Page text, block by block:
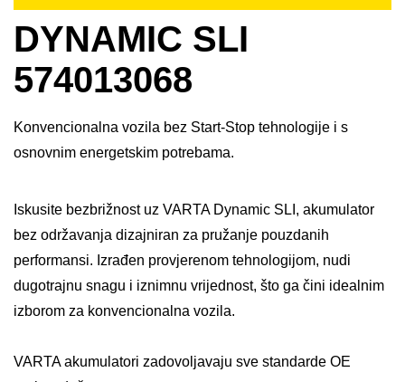
DYNAMIC SLI
574013068
Konvencionalna vozila bez Start-Stop tehnologije i s
osnovnim energetskim potrebama.
Iskusite bezbrižnost uz VARTA Dynamic SLI, akumulator
bez održavanja dizajniran za pružanje pouzdanih
performansi. Izrađen provjerenom tehnologijom, nudi
dugotrajnu snagu i iznimnu vrijednost, što ga čini idealnim
izborom za konvencionalna vozila. ​
VARTA akumulatori zadovoljavaju sve standarde OE